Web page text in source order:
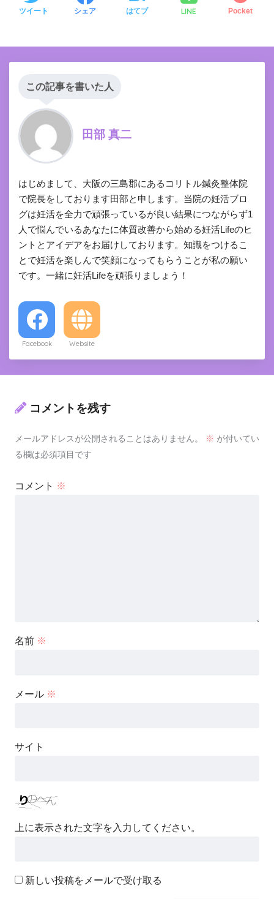
ツイート シェア はてブ LINE Pocket
この記事を書いた人
田部 真二
はじめまして、大阪の三島郡にあるコリトル鍼灸整体院
で院長をしております田部と申します。当院の妊活ブロ
グは妊活を全力で頑張っているが良い結果につながらず1
人で悩んでいるあなたに体質改善から始める妊活Lifeのヒ
ントとアイデアをお届けしております。知識をつけるこ
とで妊活を楽しんで笑顔になってもらうことが私の願い
です。一緒に妊活Lifeを頑張りましょう！
Facebook Website
コメントを残す
メールアドレスが公開されることはありません。 ※ が付いてい
る欄は必須項目です
コメント ※
名前 ※
メール ※
サイト
上に表示された文字を入力してください。
新しい投稿をメールで受け取る